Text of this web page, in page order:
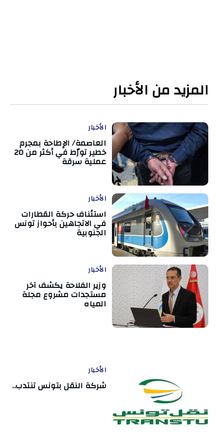
المزيد من الأخبار
الأخبار
العاصمة/ الإطاحة بمجرم
خطير تورّط في أكثر من 20
عملية سرقة
الأخبار
استئناف حركة القطارات
في الاتجاهين بأحواز تونس
الجنوبية
الأخبار
وزير الفلاحة يكشف آخر
مستجدات مشروع مجلة
المياه
الأخبار
شركة النقل بتونس تنتدب..